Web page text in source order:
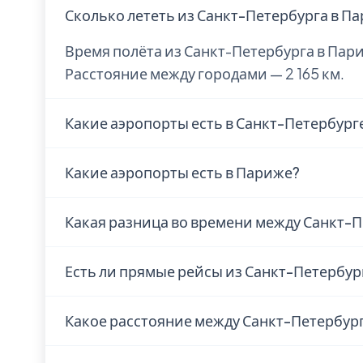
Сколько лететь из Санкт-Петербурга в
Время полёта из Санкт-Петербурга в
Расстояние между городами — 2 165 км.
Какие аэропорты есть в Санкт-
Airport (PIE), Albert Whitted Airport (SPG),
Какие аэропорты есть в Париже?
(PRX), Шарль де Голль (CDG).
Какая разница во времени между Санкт-
отстаёт на 1 ч. Разница небольшая,
Есть ли прямые рейсы из Санкт-
авиакомпании. Рекомендуем проверить
Какое расстояние между Санкт-